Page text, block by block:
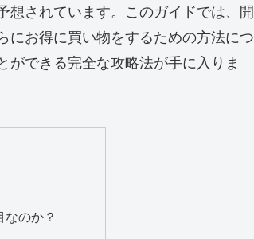
想されています。このガイドでは、開
にお得に買い物をするための方法につ
ができる完全な攻略法が手に入りま
のか？